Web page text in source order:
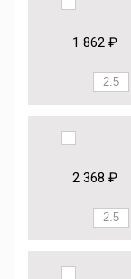
1 862 ₽
2 368 ₽